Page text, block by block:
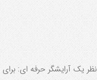
نظر یک آرایشگر حرفه ای: